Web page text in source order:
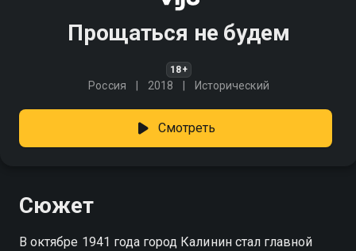
Прощаться не будем
18+
Россия 2018 Исторический
Смотреть
Сюжет
В октябре 1941 года город Калинин стал главной